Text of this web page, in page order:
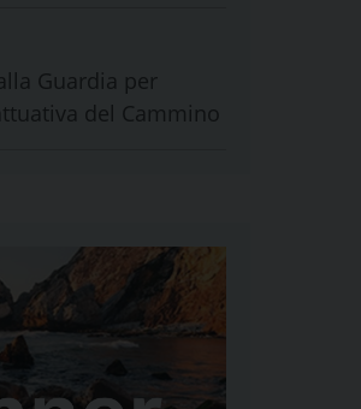
Guardia per
del Cammino